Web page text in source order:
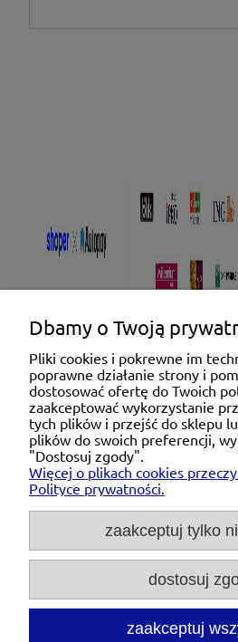
Pomoc
Moje
Płatności i
O nas
Michał Niedźwiecki Dobra
28d/5, 71-021 Szczecin, woj.
697476240pon. -
Dbamy o Twoją
Pliki cookies i pokrewne im
poprawne działanie strony i
dostosować ofertę do Twoich
zaakceptować wykorzystanie
tych plików i przejść do sklepu
plików do swoich preferencji,
"Dostosuj zgody".
Więcej o plikach cookies
Polityce prywatności.
zaakceptuj tylko
dostosuj
zaakceptuj